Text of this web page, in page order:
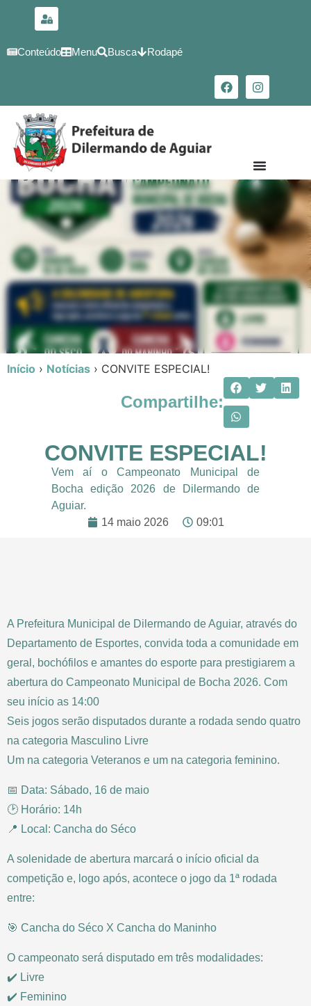
conteúdo
Conteúdo Menu Busca Rodapé
Início › Notícias › CONVITE ESPECIAL!
Compartilhe:
CONVITE ESPECIAL!
Vem aí o Campeonato Municipal de
Bocha edição 2026 de Dilermando de
Aguiar.
14 maio 2026
09:01
A Prefeitura Municipal de Dilermando de Aguiar, através do
Departamento de Esportes, convida toda a comunidade em
geral, bochófilos e amantes do esporte para prestigiarem a
abertura do Campeonato Municipal de Bocha 2026. Com
seu início as 14:00
Seis jogos serão disputados durante a rodada sendo quatro
na categoria Masculino Livre
Um na categoria Veteranos e um na categoria feminino.
📅 Data: Sábado, 16 de maio
🕑 Horário: 14h
📍 Local: Cancha do Séco
A solenidade de abertura marcará o início oficial da
competição e, logo após, acontece o jogo da 1ª rodada
entre:
🎯 Cancha do Séco X Cancha do Maninho
O campeonato será disputado em três modalidades:
✔️ Livre
✔️ Feminino